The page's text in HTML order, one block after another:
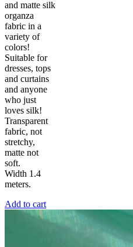
and matte silk
organza
fabric in a
variety of
colors!
Suitable for
dresses, tops
and curtains
and anyone
who just
loves silk!
Transparent
fabric, not
stretchy,
matte not
soft.
Width 1.4
meters.
Add to cart